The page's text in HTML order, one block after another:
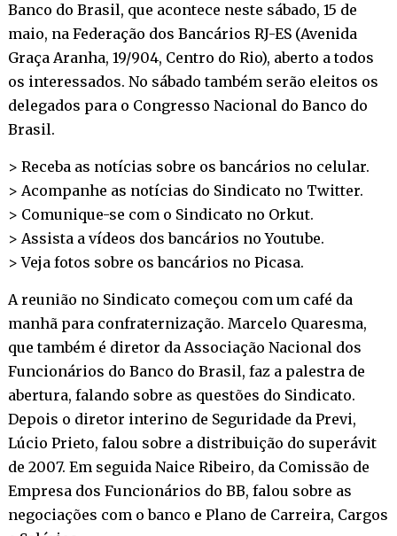
Banco do Brasil, que acontece neste sábado, 15 de
maio, na Federação dos Bancários RJ-ES (Avenida
Graça Aranha, 19/904, Centro do Rio), aberto a todos
os interessados. No sábado também serão eleitos os
delegados para o Congresso Nacional do Banco do
Brasil.
> Receba as notícias sobre os bancários no celular.
> Acompanhe as notícias do Sindicato no Twitter.
> Comunique-se com o Sindicato no Orkut.
> Assista a vídeos dos bancários noYoutube.
> Veja fotos sobre os bancários no Picasa.
A reunião no Sindicato começou com um café da
manhã para confraternização. Marcelo Quaresma,
que também é diretor da Associação Nacional dos
Funcionários do Banco do Brasil, faz a palestra de
abertura, falando sobre as questões do Sindicato.
Depois o diretor interino de Seguridade da Previ,
Lúcio Prieto, falou sobre a distribuição do superávit
de 2007. Em seguida Naice Ribeiro, da Comissão de
Empresa dos Funcionários do BB, falou sobre as
negociações com o banco e Plano de Carreira, Cargos